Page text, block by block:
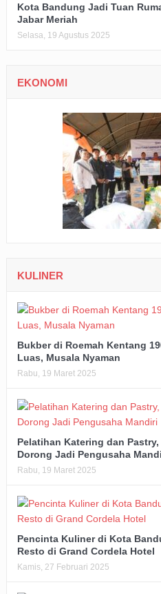
Kota Bandung Jadi Tuan
Jabar Meriah
Selasa, 19 Agustus 2025
EKONOMI
KULINER
Bukber di Roemah Kentang
Luas, Musala Nyaman
Rabu, 19 Maret 2025
Pelatihan Katering dan
Dorong Jadi Pengusaha
Rabu, 19 Maret 2025
Pencinta Kuliner di Kota
Resto di Grand Cordela Hotel
Kamis, 27 Februari 2025